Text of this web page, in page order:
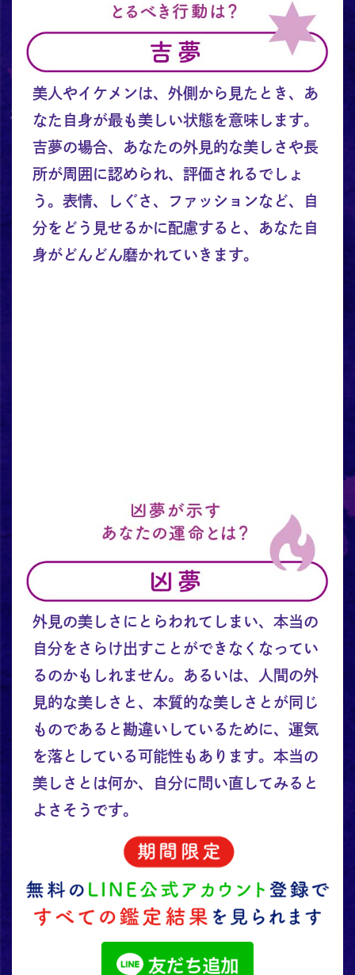
美人やイケメンは、外側から見たとき、あ
なた自身が最も美しい状態を意味します。
吉夢の場合、あなたの外見的な美しさや長
所が周囲に認められ、評価されるでしょ
う。表情、しぐさ、ファッションなど、自
分をどう見せるかに配慮すると、あなた自
身がどんどん磨かれていきます。
外見の美しさにとらわれてしまい、本当の
自分をさらけ出すことができなくなってい
るのかもしれません。あるいは、人間の外
見的な美しさと、本質的な美しさとが同じ
ものであると勘違いしているために、運気
を落としている可能性もあります。本当の
美しさとは何か、自分に問い直してみると
よさそうです。